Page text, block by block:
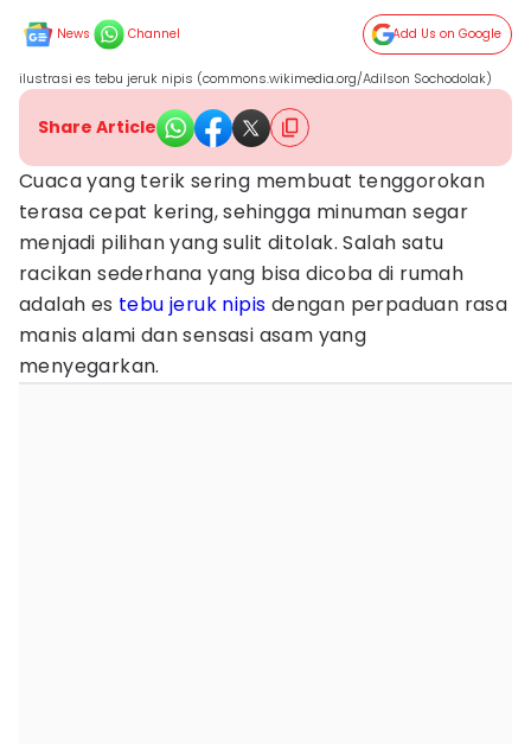
News Channel Add Us on Google
ilustrasi es tebu jeruk nipis (commons.wikimedia.org/Adilson Sochodolak)
Share Article
Cuaca yang terik sering membuat tenggorokan
terasa cepat kering, sehingga minuman segar
menjadi pilihan yang sulit ditolak. Salah satu
racikan sederhana yang bisa dicoba di rumah
adalah es tebu jeruk nipis dengan perpaduan rasa
manis alami dan sensasi asam yang
menyegarkan.